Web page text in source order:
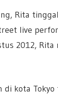
Rita
live
2012,
di kota